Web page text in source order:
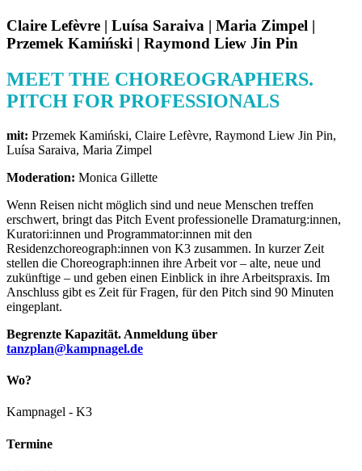
Claire Lefèvre | Luísa Saraiva | Maria Zimpel |
Przemek Kamiński | Raymond Liew Jin Pin
MEET THE CHOREOGRAPHERS.
PITCH FOR PROFESSIONALS
mit: Przemek Kamiński, Claire Lefèvre, Raymond Liew Jin Pin,
Luísa Saraiva, Maria Zimpel
Moderation: Monica Gillette
Wenn Reisen nicht möglich sind und neue Menschen treffen
erschwert, bringt das Pitch Event professionelle Dramaturg:innen,
Kuratori:innen und Programmator:innen mit den
Residenzchoreograph:innen von K3 zusammen. In kurzer Zeit
stellen die Choreograph:innen ihre Arbeit vor – alte, neue und
zukünftige – und geben einen Einblick in ihre Arbeitspraxis. Im
Anschluss gibt es Zeit für Fragen, für den Pitch sind 90 Minuten
eingeplant.
Begrenzte Kapazität. Anmeldung über
tanzplan@kampnagel.de
Wo?
Kampnagel - K3
Termine